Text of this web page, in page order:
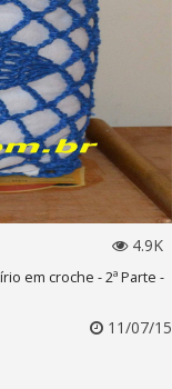
4.9K
em croche - 2ª Parte -
11/07/15